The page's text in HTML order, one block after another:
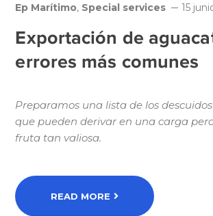
Ep Marítimo, Special services 15
Exportación de
errores más comunes
Preparamos una lista de los
que pueden derivar en una carga
fruta tan valiosa.
READ MORE